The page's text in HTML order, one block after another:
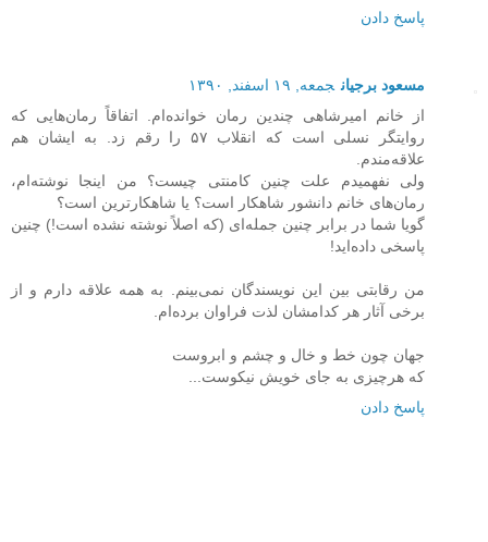
پاسخ دادن
مسعود برجیان جمعه, ۱۹ اسفند, ۱۳۹۰
از خانم امیرشاهی چندین رمان خوانده‌ام. اتفاقاً رمان‌هایی که
روایتگر نسلی است که انقلاب ۵۷ را رقم زد. به ایشان هم
علاقه‌مندم.
ولی نفهمیدم علت چنین کامنتی چیست؟ من اینجا نوشته‌ام،
رمان‌های خانم دانشور شاهکار است؟ یا شاهکارترین است؟
گویا شما در برابر چنین جمله‌ای (که اصلاً نوشته نشده است!) چنین
پاسخی داده‌اید!
من رقابتی بین این نویسندگان نمی‌بینم. به همه علاقه دارم و از
برخی آثار هر کدامشان لذت فراوان برده‌ام.
جهان چون خط و خال و چشم و ابروست
که هرچیزی به جای خویش نیکوست...
پاسخ دادن